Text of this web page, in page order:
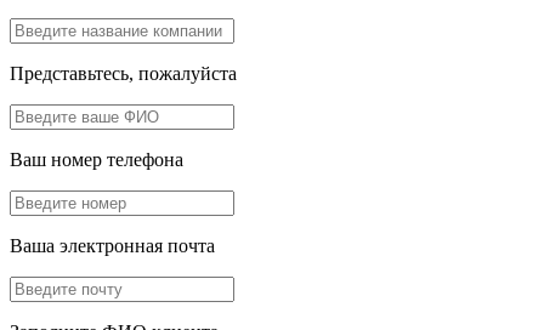
Представьтесь, пожалуйста
Ваш номер телефона
Ваша электронная почта